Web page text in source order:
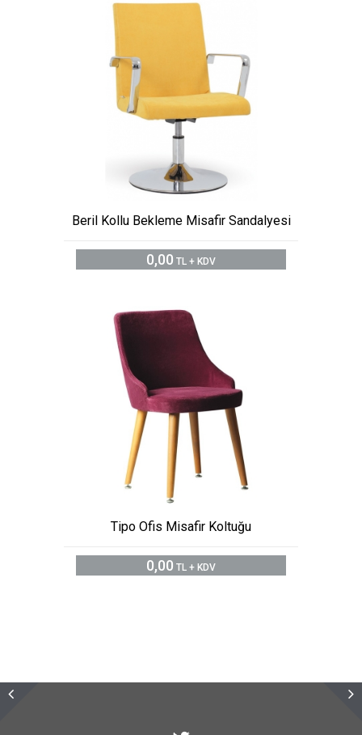
Beril Kollu Bekleme Misafir Sandalyesi
0,00 TL + KDV
Tipo Ofis Misafir Koltuğu
0,00 TL + KDV